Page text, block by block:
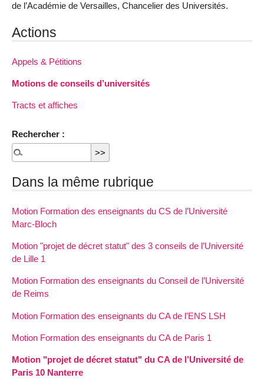
de l’Académie de Versailles, Chancelier des Universités.
Actions
Appels & Pétitions
Motions de conseils d’universités
Tracts et affiches
Rechercher :
Dans la même rubrique
Motion Formation des enseignants du CS de l’Université
Marc-Bloch
Motion "projet de décret statut" des 3 conseils de l’Université
de Lille 1
Motion Formation des enseignants du Conseil de l’Université
de Reims
Motion Formation des enseignants du CA de l’ENS LSH
Motion Formation des enseignants du CA de Paris 1
Motion "projet de décret statut" du CA de l’Université de
Paris 10 Nanterre